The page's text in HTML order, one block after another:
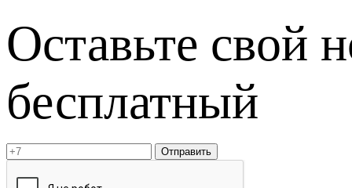
Оставьте свой
бесплатный
Отправить